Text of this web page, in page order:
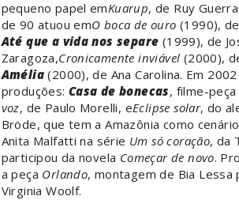
pequeno papel emKuarup, de Ruy
de 90 atuou emO boca de ouro (1990),
Até que a vida nos separe (1999), de
Zaragoza,Cronicamente inviável (2000),
Amélia(2000), de Ana Carolina. Em
produções: Casa de bonecas, filme-
voz, de Paulo Morelli, eEclipse solar, do
Bröde, que tem a Amazônia como
Anita Malfatti na série Um só coração, da
participou da novela Começar de novo.
a peça Orlando, montagem de Bia
Virginia Woolf.